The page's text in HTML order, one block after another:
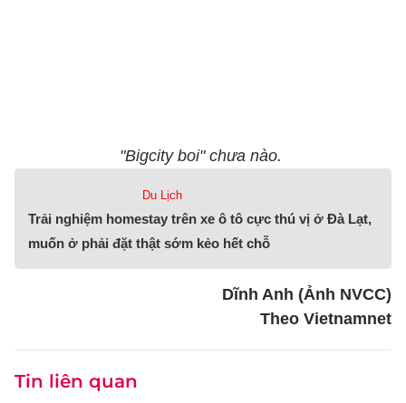
"Bigcity boi" chưa nào.
Du Lịch
Trải nghiệm homestay trên xe ô tô cực thú vị ở Đà Lạt,
muốn ở phải đặt thật sớm kẻo hết chỗ
Dĩnh Anh (Ảnh NVCC)
Theo Vietnamnet
Tin liên quan